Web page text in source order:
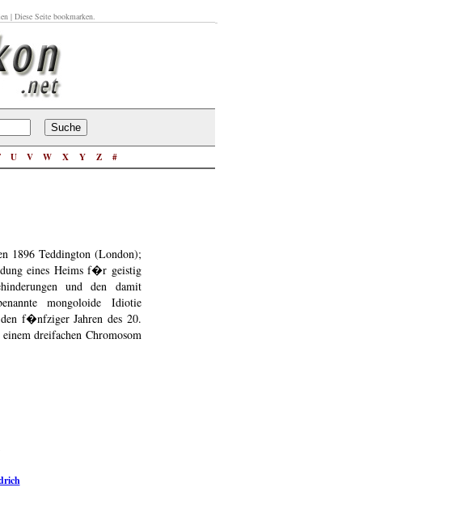
| Diese Seite bookmarken.
U V W X Y Z #
1896 Teddington (London);
eines Heims f�r geistig
und den damit
mongoloide Idiotie
f�nfziger Jahren des 20.
dreifachen Chromosom